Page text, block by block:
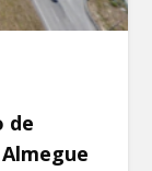
de